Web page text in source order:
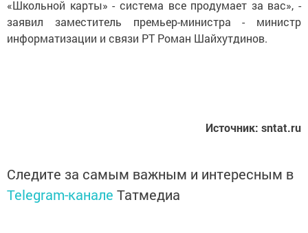
«Школьной карты» - система все продумает за вас», -
заявил заместитель премьер-министра - министр
информатизации и связи РТ Роман Шайхутдинов.
Источник: sntat.ru
Следите за самым важным и интересным в
Telegram-канале Татмедиа